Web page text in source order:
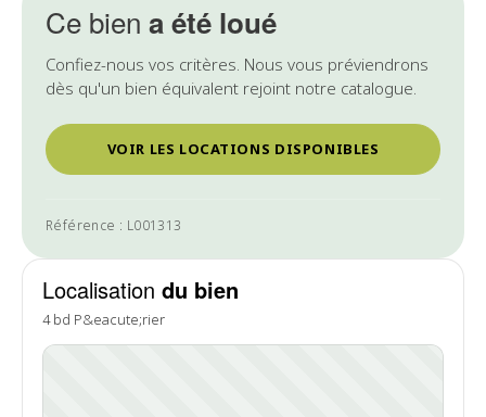
Ce bien a été loué
Confiez-nous vos critères. Nous vous préviendrons
dès qu'un bien équivalent rejoint notre catalogue.
VOIR LES LOCATIONS DISPONIBLES
Référence : L001313
Localisation du bien
4 bd P&eacute;rier